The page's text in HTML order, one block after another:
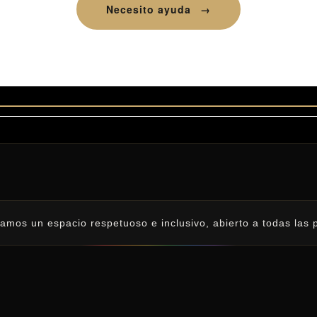
Necesito ayuda →
un espacio respetuoso e inclusivo, abierto a todas las